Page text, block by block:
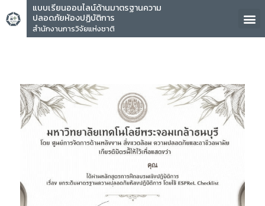
แบบเรียนออนไลน์ด้านมาตรฐานความ
ปลอดภัยห้องปฏิบัติการ
สำนักงานการวิจัยแห่งชาติ
คุณ